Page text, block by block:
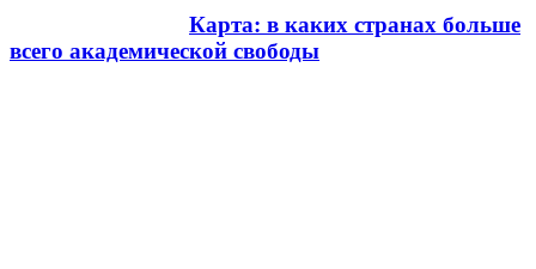
Карта: в каких странах больше
всего академической свободы